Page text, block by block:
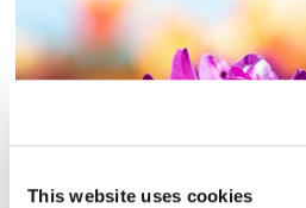
This website uses cookies